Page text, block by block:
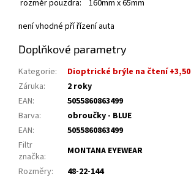
rozměr pouzdra: 160mm x 65mm
není vhodné pří řízení auta
Doplňkové parametry
Kategorie:
Dioptrické brýle na čtení +3,50
Záruka:
2 roky
EAN:
5055860863499
Barva:
obroučky - BLUE
EAN:
5055860863499
Filtr
značka:
MONTANA EYEWEAR
Rozměry: 48-22-144